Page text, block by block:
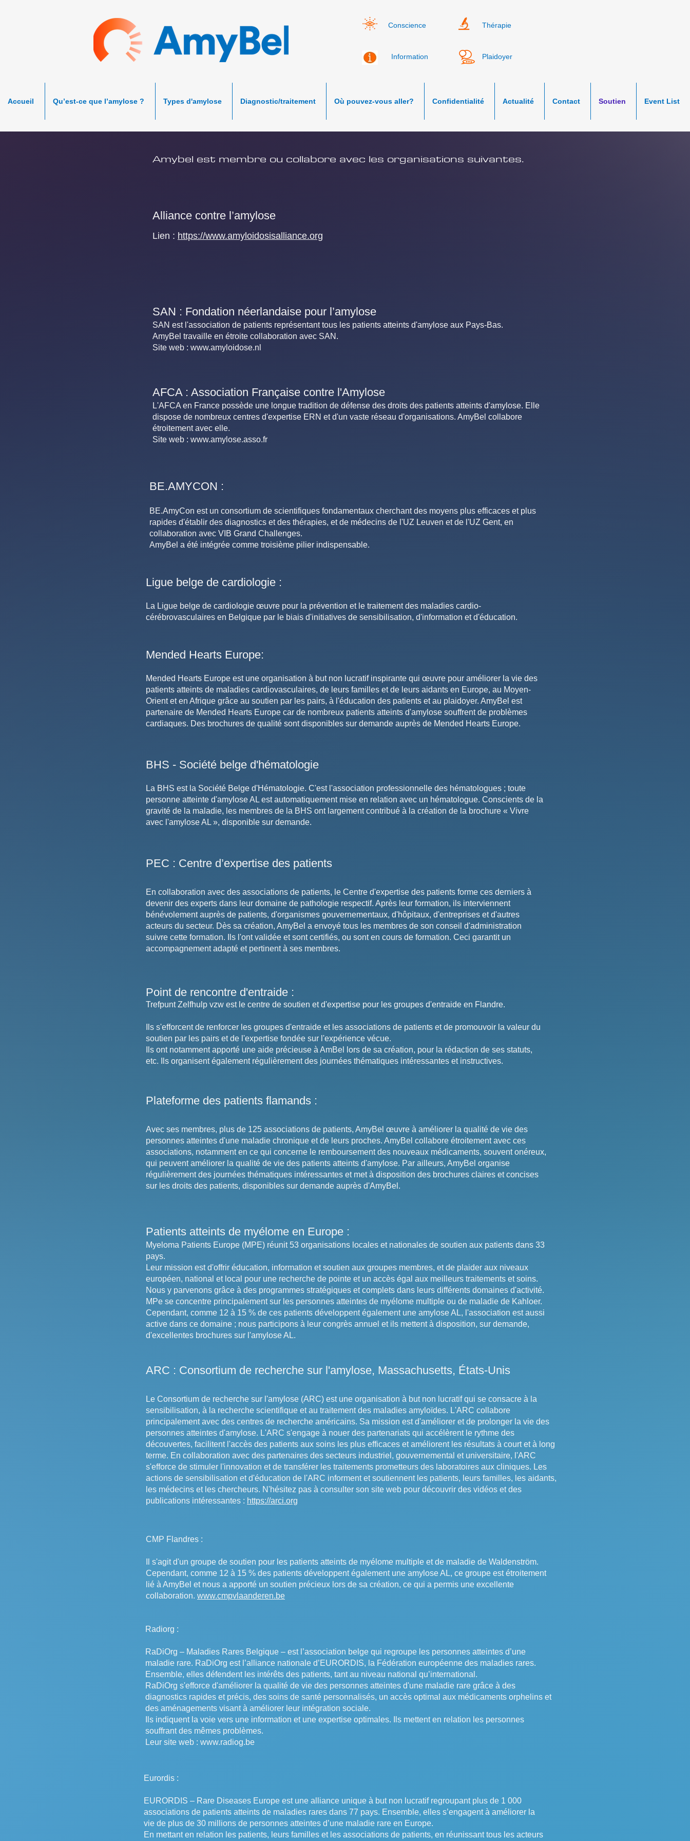
Conscience Thérapie
Information Plaidoyer
Accueil Qu’est-ce que l’amylose ? Types d'amylose Diagnostic/traitement Où pouvez-vous aller? Confidentialité Actualité Contact Soutien Event List
Amybel est membre ou collabore avec les organisations suivantes.
Alliance contre l’amylose
Lien : https://www.amyloidosisalliance.org
SAN : Fondation néerlandaise pour l’amylose
SAN est l'association de patients représentant tous les patients atteints d'amylose aux Pays-Bas.
AmyBel travaille en étroite collaboration avec SAN.
Site web : www.amyloidose.nl
AFCA : Association Française contre l'Amylose
L'AFCA en France possède une longue tradition de défense des droits des patients atteints d'amylose. Elle
dispose de nombreux centres d'expertise ERN et d'un vaste réseau d'organisations. AmyBel collabore
étroitement avec elle.
Site web : www.amylose.asso.fr
BE.AMYCON :
BE.AmyCon est un consortium de scientifiques fondamentaux cherchant des moyens plus efficaces et plus
rapides d'établir des diagnostics et des thérapies, et de médecins de l'UZ Leuven et de l'UZ Gent, en
collaboration avec VIB Grand Challenges.
AmyBel a été intégrée comme troisième pilier indispensable.
Ligue belge de cardiologie :
La Ligue belge de cardiologie œuvre pour la prévention et le traitement des maladies cardio-
cérébrovasculaires en Belgique par le biais d'initiatives de sensibilisation, d'information et d'éducation.
Mended Hearts Europe:
Mended Hearts Europe est une organisation à but non lucratif inspirante qui œuvre pour améliorer la vie des
patients atteints de maladies cardiovasculaires, de leurs familles et de leurs aidants en Europe, au Moyen-
Orient et en Afrique grâce au soutien par les pairs, à l'éducation des patients et au plaidoyer. AmyBel est
partenaire de Mended Hearts Europe car de nombreux patients atteints d'amylose souffrent de problèmes
cardiaques. Des brochures de qualité sont disponibles sur demande auprès de Mended Hearts Europe.
BHS - Société belge d'hématologie
La BHS est la Société Belge d'Hématologie. C'est l'association professionnelle des hématologues ; toute
personne atteinte d'amylose AL est automatiquement mise en relation avec un hématologue. Conscients de la
gravité de la maladie, les membres de la BHS ont largement contribué à la création de la brochure « Vivre
avec l'amylose AL », disponible sur demande.
PEC : Centre d’expertise des patients
En collaboration avec des associations de patients, le Centre d'expertise des patients forme ces derniers à
devenir des experts dans leur domaine de pathologie respectif. Après leur formation, ils interviennent
bénévolement auprès de patients, d'organismes gouvernementaux, d'hôpitaux, d'entreprises et d'autres
acteurs du secteur. Dès sa création, AmyBel a envoyé tous les membres de son conseil d'administration
suivre cette formation. Ils l'ont validée et sont certifiés, ou sont en cours de formation. Ceci garantit un
accompagnement adapté et pertinent à ses membres.
Point de rencontre d'entraide :
Trefpunt Zelfhulp vzw est le centre de soutien et d'expertise pour les groupes d'entraide en Flandre.
Ils s'efforcent de renforcer les groupes d'entraide et les associations de patients et de promouvoir la valeur du
soutien par les pairs et de l'expertise fondée sur l'expérience vécue.
Ils ont notamment apporté une aide précieuse à AmBel lors de sa création, pour la rédaction de ses statuts,
etc. Ils organisent également régulièrement des journées thématiques intéressantes et instructives.
Plateforme des patients flamands :
Avec ses membres, plus de 125 associations de patients, AmyBel œuvre à améliorer la qualité de vie des
personnes atteintes d'une maladie chronique et de leurs proches. AmyBel collabore étroitement avec ces
associations, notamment en ce qui concerne le remboursement des nouveaux médicaments, souvent onéreux,
qui peuvent améliorer la qualité de vie des patients atteints d'amylose. Par ailleurs, AmyBel organise
régulièrement des journées thématiques intéressantes et met à disposition des brochures claires et concises
sur les droits des patients, disponibles sur demande auprès d'AmyBel.
Patients atteints de myélome en Europe :
Myeloma Patients Europe (MPE) réunit 53 organisations locales et nationales de soutien aux patients dans 33
pays.
Leur mission est d'offrir éducation, information et soutien aux groupes membres, et de plaider aux niveaux
européen, national et local pour une recherche de pointe et un accès égal aux meilleurs traitements et soins.
Nous y parvenons grâce à des programmes stratégiques et complets dans leurs différents domaines d'activité.
MPe se concentre principalement sur les personnes atteintes de myélome multiple ou de maladie de Kahloer.
Cependant, comme 12 à 15 % de ces patients développent également une amylose AL, l'association est aussi
active dans ce domaine ; nous participons à leur congrès annuel et ils mettent à disposition, sur demande,
d'excellentes brochures sur l'amylose AL.
ARC : Consortium de recherche sur l'amylose, Massachusetts, États-Unis
Le Consortium de recherche sur l'amylose (ARC) est une organisation à but non lucratif qui se consacre à la
sensibilisation, à la recherche scientifique et au traitement des maladies amyloïdes. L'ARC collabore
principalement avec des centres de recherche américains. Sa mission est d'améliorer et de prolonger la vie des
personnes atteintes d'amylose. L'ARC s'engage à nouer des partenariats qui accélèrent le rythme des
découvertes, facilitent l'accès des patients aux soins les plus efficaces et améliorent les résultats à court et à long
terme. En collaboration avec des partenaires des secteurs industriel, gouvernemental et universitaire, l'ARC
s'efforce de stimuler l'innovation et de transférer les traitements prometteurs des laboratoires aux cliniques. Les
actions de sensibilisation et d'éducation de l'ARC informent et soutiennent les patients, leurs familles, les aidants,
les médecins et les chercheurs. N'hésitez pas à consulter son site web pour découvrir des vidéos et des
publications intéressantes : https://arci.org
CMP Flandres :
Il s'agit d'un groupe de soutien pour les patients atteints de myélome multiple et de maladie de Waldenström.
Cependant, comme 12 à 15 % des patients développent également une amylose AL, ce groupe est étroitement
lié à AmyBel et nous a apporté un soutien précieux lors de sa création, ce qui a permis une excellente
collaboration. www.cmpvlaanderen.be
Radiorg :
RaDiOrg – Maladies Rares Belgique – est l’association belge qui regroupe les personnes atteintes d’une
maladie rare. RaDiOrg est l’alliance nationale d’EURORDIS, la Fédération européenne des maladies rares.
Ensemble, elles défendent les intérêts des patients, tant au niveau national qu’international.
RaDiOrg s'efforce d'améliorer la qualité de vie des personnes atteintes d'une maladie rare grâce à des
diagnostics rapides et précis, des soins de santé personnalisés, un accès optimal aux médicaments orphelins et
des aménagements visant à améliorer leur intégration sociale.
Ils indiquent la voie vers une information et une expertise optimales. Ils mettent en relation les personnes
souffrant des mêmes problèmes.
Leur site web : www.radiog.be
Eurordis :
EURORDIS – Rare Diseases Europe est une alliance unique à but non lucratif regroupant plus de 1 000
associations de patients atteints de maladies rares dans 77 pays. Ensemble, elles s’engagent à améliorer la
vie de plus de 30 millions de personnes atteintes d’une maladie rare en Europe.
En mettant en relation les patients, leurs familles et les associations de patients, en réunissant tous les acteurs